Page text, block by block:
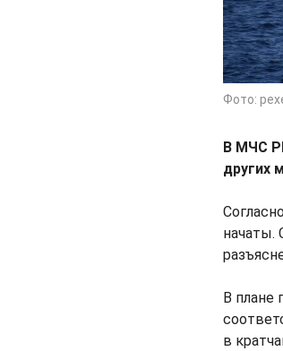
Фото:
В МЧС
других
Согласно
начаты.
В плане
в